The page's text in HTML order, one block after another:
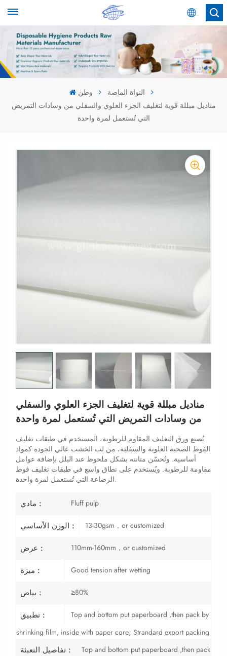
عربي
English
عربي
وطن
النواة الماصة
مناديل مبللة قوية لتغليف الجزء العلوي والسفلي من وسادات التمريض
التي تُستعمل لمرة واحدة
مناديل مبللة قوية لتغليف الجزء العلوي والسفلي
من وسادات التمريض التي تُستعمل لمرة واحدة
يُصنع ورق التغليف المقاوم للرطوبة، المستخدم في طبقات تغليف
الفوط الصحية العلوية والسفلية، من لب الخشب عالي الجودة كمواد
أساسية. وتُحسّن متانته بشكل ملحوظ عند البلل بإضافة عوامل
مقاومة للرطوبة. ويُستخدم على نطاق واسع في طبقات تغليف فوط
الرضاعة التي تُستعمل لمرة واحدة.
مادي : Fluff pulp
الوزن الأساسي : 13-30gsm，or customized
عرض : 110mm-160mm，or customized
ميزة : Good tension after wetting
بياض : ≥80%
تطبيق :
Top and bottom put paperboard ,then pack by
shrinking film, inside with paper core; Strandard export packing
تفاصيل التعبئة :
Top and bottom put paperboard ,then pack